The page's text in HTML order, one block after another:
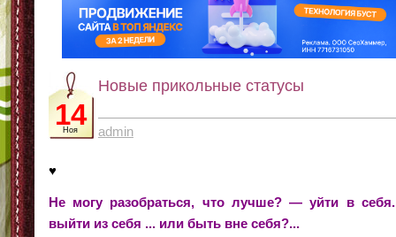
14
Ноя
Новые прикольные статусы
admin
♥
Не могу разобраться, что лучше? — уйти в
выйти из себя ... или быть вне себя?...